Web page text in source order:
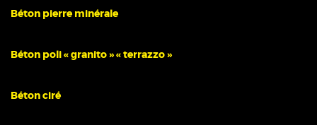
Béton pierre minérale
Béton poli « granito » « terrazzo »
Béton ciré